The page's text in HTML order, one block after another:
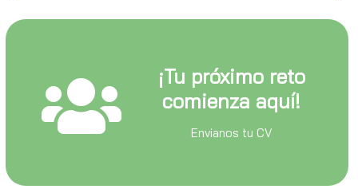
¡Tu próximo reto
comienza aquí!
Envianos tu CV